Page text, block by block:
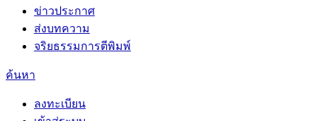
ข่าวประกาศ
ส่งบทความ
จริยธรรมการตีพิมพ์
ค้นหา
ลงทะเบียน